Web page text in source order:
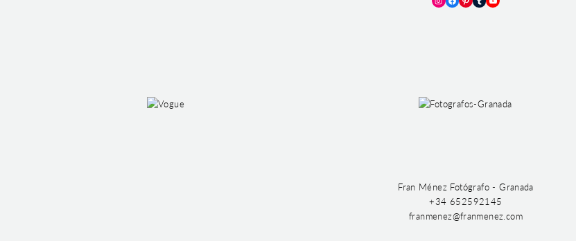
Instagram
Facebook
Pinterest
TumblrYouTube
Fran Ménez Fotógrafo - Granada
+34 652592145
franmenez@franmenez.com